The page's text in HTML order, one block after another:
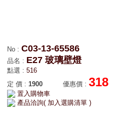
No : C03-13-65586
品名 : E27 玻璃壁燈
點選 : 516
定 價 : 1900 優惠價 : 318
置入購物車
產品洽詢( 加入選購清單 )